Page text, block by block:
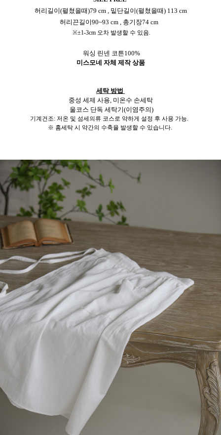
허리길이(펼쳤을때)79 cm , 밑단길이(펼쳤을때) 113 cm
허리끈길이90~93 cm , 총기장74 cm
※±1-3cm 오차 발생할 수 있음.
워싱 린넨 코튼100%
미스모네 자체 제작 상품
세탁 방법
중성 세제 사용, 미온수 손세탁
울코스 단독 세탁기(이염주의)
기계건조: 저온 및 섬세의류 코스로 약하게 설정 후 사용 가능.
※ 홈세탁 시 약간의 수축율 발생할 수 있습니다.